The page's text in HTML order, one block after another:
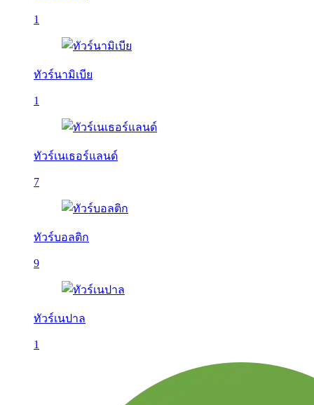
1
ทัวร์นามิเบีย
1
ทัวร์เนเธอร์แลนด์
7
ทัวร์บอลติก
9
ทัวร์เนปาล
1